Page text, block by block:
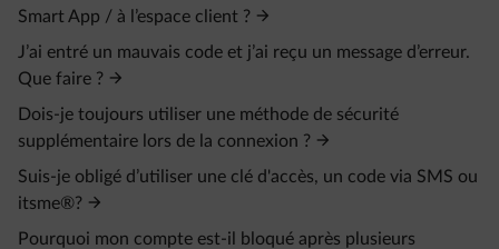
Smart App / à l’espace client ?
J’ai entré un mauvais code et j’ai reçu un message d’erreur.
Que faire ?
Dois-je toujours utiliser une méthode de sécurité
supplémentaire lors de la connexion ?
Suis-je obligé d’utiliser une clé d'accès, un code via SMS ou
itsme®?
Pourquoi mon compte est-il bloqué après plusieurs